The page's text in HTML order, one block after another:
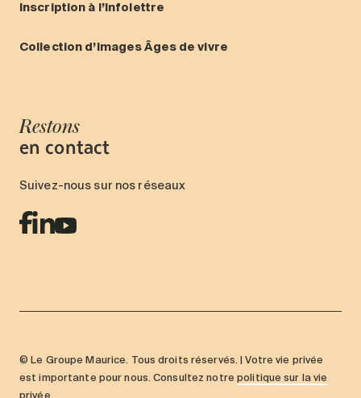
Inscription à l’infolettre
Collection d’images Âges de vivre
Restons
en contact
Suivez-nous sur nos réseaux
© Le Groupe Maurice. Tous droits réservés. | Votre vie privée
est importante pour nous. Consultez notrepolitique sur la vie
privée